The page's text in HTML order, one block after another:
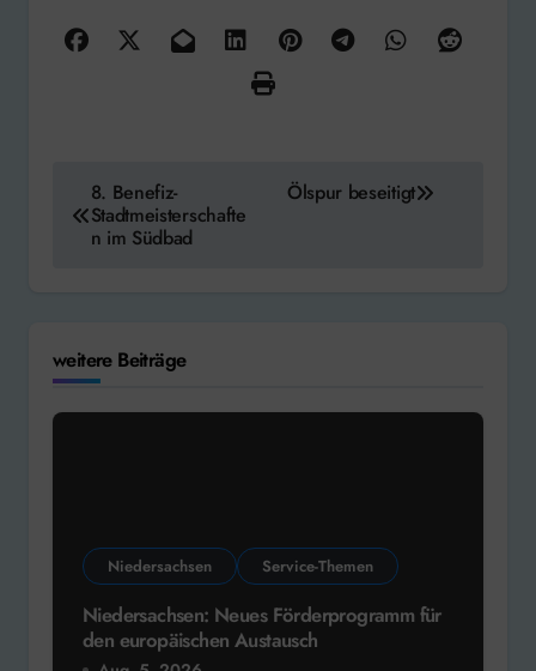
Beitragsnavigation
8. Benefiz-
Stadtmeisterschafte
n im Südbad
Ölspur beseitigt
weitere Beiträge
Niedersachsen Service-Themen
Niedersachsen: Neues Förderprogramm für
den europäischen Austausch